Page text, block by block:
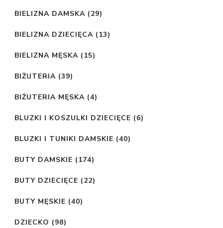
BIELIZNA DAMSKA (29)
BIELIZNA DZIECIĘCA (13)
BIELIZNA MĘSKA (15)
BIŻUTERIA (39)
BIŻUTERIA MĘSKA (4)
BLUZKI I KOSZULKI DZIECIĘCE (6)
BLUZKI I TUNIKI DAMSKIE (40)
BUTY DAMSKIE (174)
BUTY DZIECIĘCE (22)
BUTY MĘSKIE (40)
DZIECKO (98)